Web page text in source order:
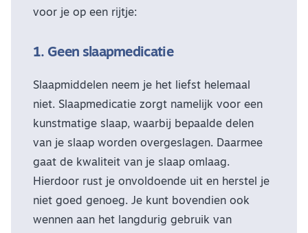
voor je op een rijtje:
1. Geen slaapmedicatie
Slaapmiddelen neem je het liefst helemaal
niet. Slaapmedicatie zorgt namelijk voor een
kunstmatige slaap, waarbij bepaalde delen
van je slaap worden overgeslagen. Daarmee
gaat de kwaliteit van je slaap omlaag.
Hierdoor rust je onvoldoende uit en herstel je
niet goed genoeg. Je kunt bovendien ook
wennen aan het langdurig gebruik van